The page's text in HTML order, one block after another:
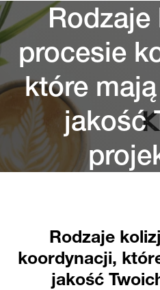
procesie
które
jakość
Rodzaje
koordynacji,
jakość